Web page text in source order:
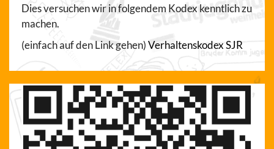
Dies versuchen wir in folgendem Kodex kenntlich zu
machen.
(einfach auf den Link gehen)Verhaltenskodex SJR